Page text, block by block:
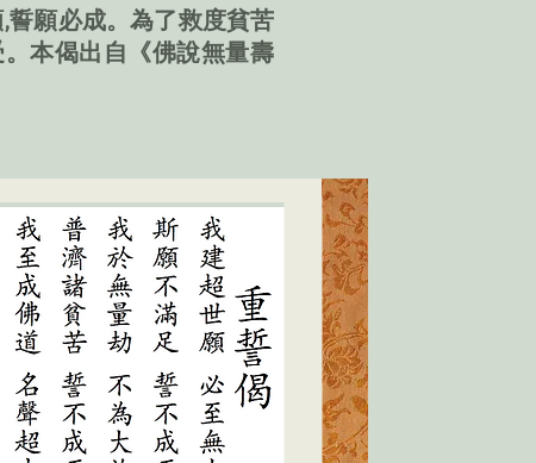
,誓願必成。為了救度貧苦
本偈出自《佛說無量壽